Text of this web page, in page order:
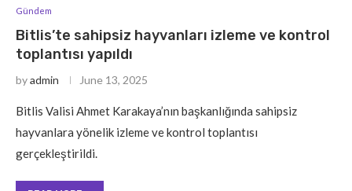
Gündem
Bitlis’te sahipsiz hayvanları izleme ve kontrol
toplantısı yapıldı
byadmin June 13, 2025
Bitlis Valisi Ahmet Karakaya’nın başkanlığında sahipsiz
hayvanlara yönelik izleme ve kontrol toplantısı
gerçekleştirildi.